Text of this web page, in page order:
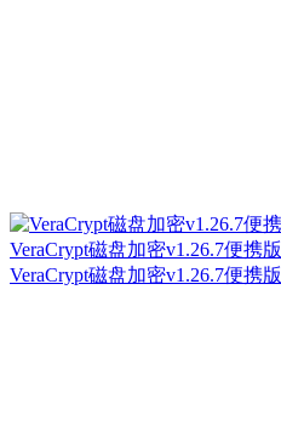
VeraCrypt磁盘加密v1.26.7便携版
VeraCrypt磁盘加密v1.26.7便携版